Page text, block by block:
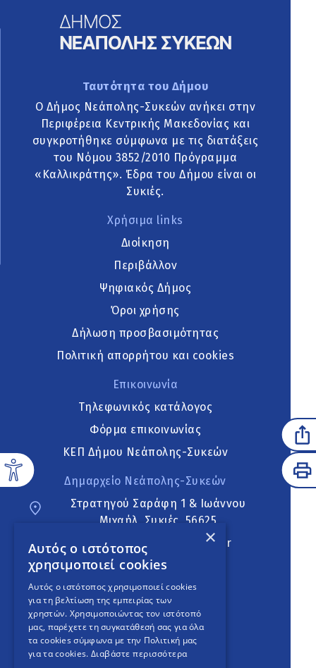
Ταυτότητα του Δήμου
Ο Δήμος Νεάπολης-Συκεών ανήκει στην
Περιφέρεια Κεντρικής Μακεδονίας και
συγκροτήθηκε σύμφωνα με τις διατάξεις
του Νόμου 3852/2010 Πρόγραμμα
«Καλλικράτης». Έδρα του Δήμου είναι οι
Συκιές.
Χρήσιμα links
Διοίκηση
Περιβάλλον
Ψηφιακός Δήμος
Όροι χρήσης
Δήλωση προσβασιμότητας
Πολιτική απορρήτου και cookies
Επικοινωνία
Τηλεφωνικός κατάλογος
Φόρμα επικοινωνίας
ΚΕΠ Δήμου Νεάπολης-Συκεών
Δημαρχείο Νεάπολης-Συκεών
Στρατηγού Σαράφη 1 & Ιωάννου
Μιχαήλ, Συκιές, 56625
neapoli.sykies@ddt.gov.gr
Ακολουθήστε
English Version
An project
×
Αυτός ο ιστότοπος
χρησιμοποιεί cookies
Αυτός ο ιστότοπος χρησιμοποιεί cookies
για τη βελτίωση της εμπειρίας των
χρηστών. Χρησιμοποιώντας τον ιστότοπό
μας, παρέχετε τη συγκατάθεσή σας για όλα
τα cookies σύμφωνα με την Πολιτική μας
για τα cookies. Διαβάστε περισσότερα